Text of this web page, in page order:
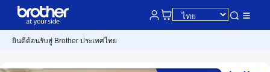
ยินดีต้อนรับสู่ Brother ประเทศไทย